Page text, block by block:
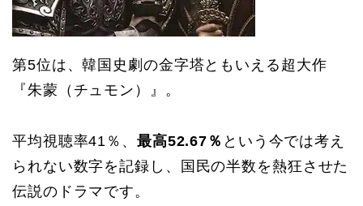
第5位は、韓国史劇の金字塔ともいえる超大作
『朱蒙（チュモン）』。
平均視聴率41％、 最高52.67％ という今では考え
られない数字を記録し、国民の半数を熱狂させた
伝説のドラマです。